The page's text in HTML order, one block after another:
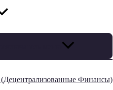
Финансы)